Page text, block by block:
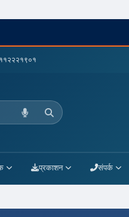
प्रकाशन संपर्क